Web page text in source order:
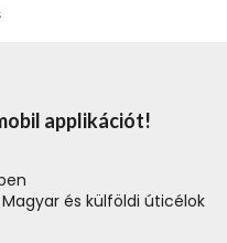
applikációt!
és külföldi úticélok